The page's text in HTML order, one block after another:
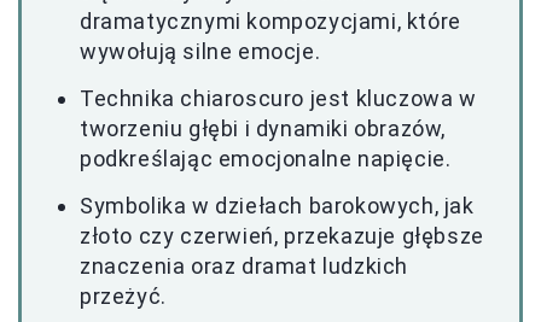
dramatycznymi kompozycjami, które
wywołują silne emocje.
Technika chiaroscuro jest kluczowa w
tworzeniu głębi i dynamiki obrazów,
podkreślając emocjonalne napięcie.
Symbolika w dziełach barokowych, jak
złoto czy czerwień, przekazuje głębsze
znaczenia oraz dramat ludzkich
przeżyć.